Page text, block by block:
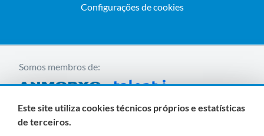
Configurações de cookies
Somos membros de:
Este site utiliza cookies técnicos próprios e estatísticas
de terceiros.